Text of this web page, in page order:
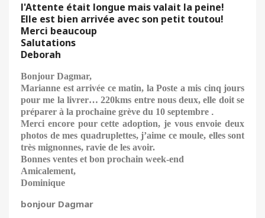
l'Attente était longue mais valait la peine!
Elle est bien arrivée avec son petit toutou!
Merci beaucoup
Salutations
Deborah
Bonjour Dagmar,
Marianne est arrivée ce matin, la Poste a mis cinq jours
pour me la livrer… 220kms entre nous deux, elle doit se
préparer à la prochaine grève du 10 septembre .
Merci encore pour cette adoption, je vous envoie deux
photos de mes quadruplettes, j’aime ce moule, elles sont
très mignonnes, ravie de les avoir.
Bonnes ventes et bon prochain week-end
Amicalement,
Dominique
bonjour Dagmar